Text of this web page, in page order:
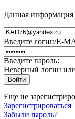
Данная информация
Введите логин/E-
Введите пароль:
Неверный логин
Еще не
Зарегистрироваться
Забыли пароль?